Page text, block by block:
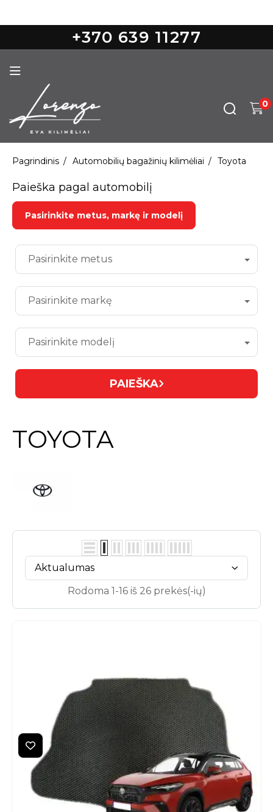
+370 639 11277
0
Pagrindinis Automobilių bagažinių kilimėliai Toyota
Paieška pagal automobilį
Pasirinkite metus, markę ir modelį
Pasirinkite metus
Pasirinkite markę
Pasirinkite modelį
PAIEŠKA
TOYOTA
Aktualumas
Rodoma 1-16 iš 26 prekės(-ių)